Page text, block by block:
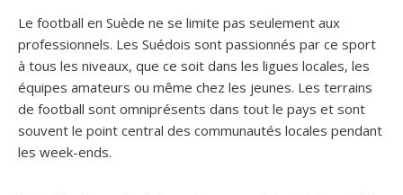
Le football en Suède ne se limite pas seulement aux
professionnels. Les Suédois sont passionnés par ce sport
à tous les niveaux, que ce soit dans les ligues locales, les
équipes amateurs ou même chez les jeunes. Les terrains
de football sont omniprésents dans tout le pays et sont
souvent le point central des communautés locales pendant
les week-ends.